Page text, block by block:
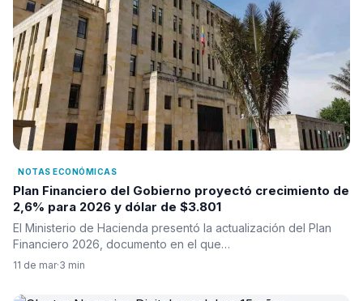
NOTAS ECONÓMICAS
Plan Financiero del Gobierno proyectó crecimiento de
2,6% para 2026 y dólar de $3.801
El Ministerio de Hacienda presentó la actualización del Plan
Financiero 2026, documento en el que…
11 de mar·3 min